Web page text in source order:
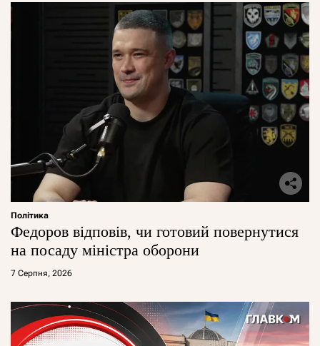
Політика
Федоров відповів, чи готовий повернутися
на посаду міністра оборони
7 Серпня, 2026